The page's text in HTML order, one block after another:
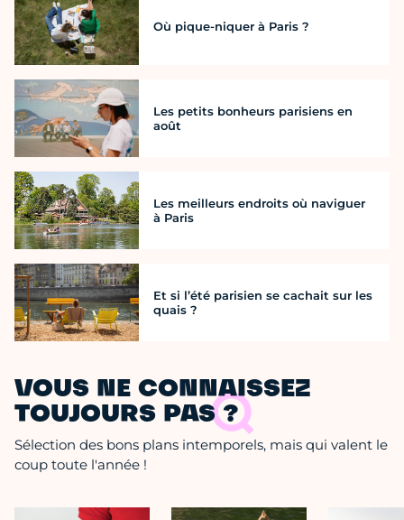
Où pique-niquer à Paris ?
Les petits bonheurs parisiens en
août
Les meilleurs endroits où naviguer
à Paris
Et si l’été parisien se cachait sur les
quais ?
VOUS NE CONNAISSEZ
TOUJOURS PAS ?
Sélection des bons plans intemporels, mais qui valent le
coup toute l'année !